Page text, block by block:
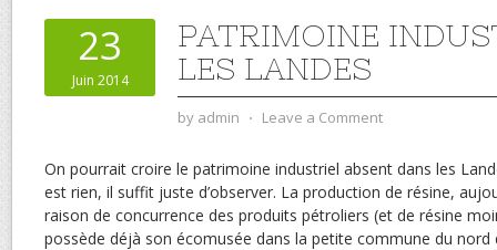
23
Juin 2014
PATRIMOINE
LES LANDES
by admin ⋅ Leave a Comment
On pourrait croire le patrimoine industriel absent dans les
est rien, il suffit juste d’observer. La production de résine,
raison de concurrence des produits pétroliers (et de résine
possède déjà son écomusée dans la petite commune du nord